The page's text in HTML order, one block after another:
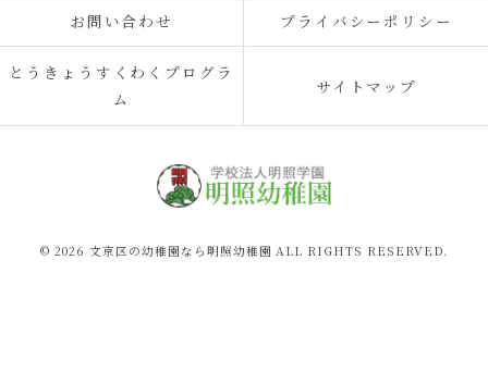
お問い合わせ プライバシーポリシー
とうきょうすくわくプログラ
ム
サイトマップ
© 2026 文京区の幼稚園なら明照幼稚園 ALL RIGHTS RESERVED.